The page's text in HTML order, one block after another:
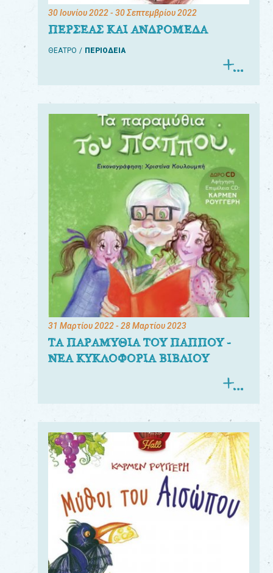
30 Ιουνίου 2022- 30 Σεπτεμβρίου 2022
ΠΕΡΣΕΑΣ ΚΑΙ ΑΝΔΡΟΜΕΔΑ
ΘΕΑΤΡΟ ΠΕΡΙΟΔΕΙΑ
31 Μαρτίου 2022- 28 Μαρτίου 2023
ΤΑ ΠΑΡΑΜΥΘΙΑ ΤΟΥ ΠΑΠΠΟΥ -
ΝΕΑ ΚΥΚΛΟΦΟΡΙΑ ΒΙΒΛΙΟΥ